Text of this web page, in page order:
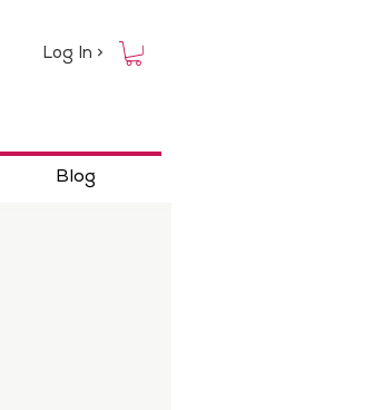
Log In >
Blog